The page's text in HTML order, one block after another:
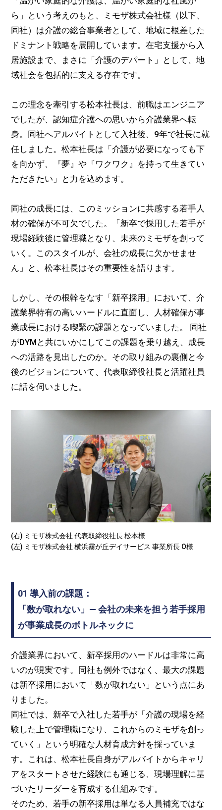
ら」という考えのもと、ミモザ株式会社様（以下、
同社）は介護の総合事業者として、地域に根差した
ドミナント戦略を展開しています。在宅支援から入
居施設まで、まさに「介護のデパート」として、地
域社会を包括的に支える存在です。
この理念を牽引する松本社長は、前職はエンジニア
でしたが、認知症介護への思いから介護業界へ転
身。同社へアルバイトとして入社後、9年で社長に就
任しました。松本社長は「介護が必要になっても下
を向かず、『夢』や『ワクワク』を持って生きてい
ただきたい」と力を込めます。
同社の成長には、このミッションに共感する若手人
材の確保が不可欠でした。「新卒で採用した若手が
現場経験後に管理職となり、未来のミモザを創って
いく。このスタイルが、会社の成長に欠かせませ
ん」と、松本社長はその重要性を語ります。
しかし、その根幹をなす「新卒採用」において、介
護業界特有の高いハードルに直面し、人材確保が事
業成長における喫緊の課題となっていました。 同社
がDYMと共にいかにしてこの課題を乗り越え、成長
への活路を見出したのか。その取り組みの裏側と今
後のビジョンについて、代表取締役社長と活躍社員
に話を伺いました。
(右) ミモザ株式会社 代表取締役社長 松本様
(左) ミモザ株式会社 横浜霧が丘デイサービス 事業所長 O様
01 導入前の課題：
「数が取れない」— 会社の未来を担う若手採用
が事業成長のボトルネックに
介護業界において、新卒採用のハードルは非常に高
いのが現実です。同社も例外ではなく、最大の課題
は新卒採用において「数が取れない」という点にあ
りました。
同社では、新卒で入社した若手が「介護の現場を経
験した上で管理職になり、これからのミモザを創っ
ていく」という明確な人材育成方針を採っていま
す。これは、松本社長自身がアルバイトからキャリ
アをスタートさせた経験にも通じる、現場理解に基
づいたリーダーを育成する仕組みです。
そのため、若手の新卒採用は単なる人員補充ではな